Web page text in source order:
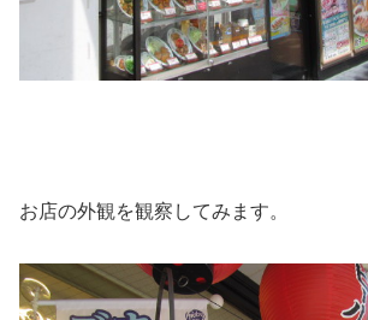
お店の外観を観察してみます。